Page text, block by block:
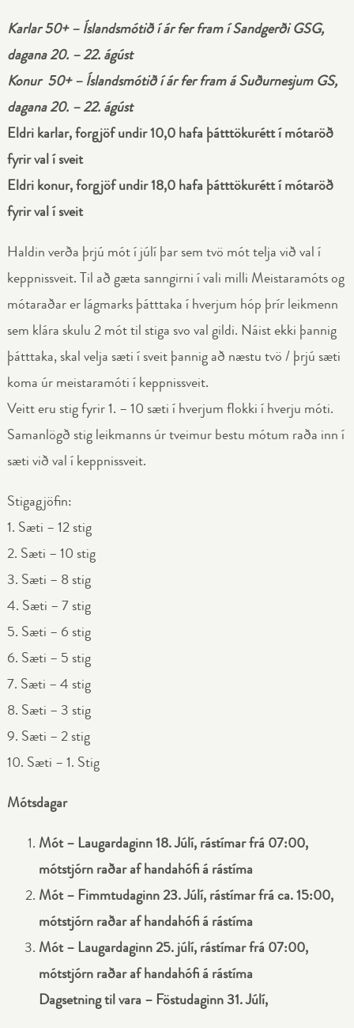
Karlar 50+ – Íslandsmótið í ár fer fram í Sandgerði GSG,
dagana 20. – 22. ágúst
Konur 50+ – Íslandsmótið í ár fer fram á Suðurnesjum GS,
dagana 20. – 22. ágúst
Eldri karlar, forgjöf undir 10,0 hafa þátttökurétt í mótaröð
fyrir val í sveit
Eldri konur, forgjöf undir 18,0 hafa þátttökurétt í mótaröð
fyrir val í sveit
Haldin verða þrjú mót í júlí þar sem tvö mót telja við val í
keppnissveit. Til að gæta sanngirni í vali milli Meistaramóts og
mótaraðar er lágmarks þátttaka í hverjum hóp þrír leikmenn
sem klára skulu 2 mót til stiga svo val gildi. Náist ekki þannig
þátttaka, skal velja sæti í sveit þannig að næstu tvö / þrjú sæti
koma úr meistaramóti í keppnissveit.
Veitt eru stig fyrir 1. – 10 sæti í hverjum flokki í hverju móti.
Samanlögð stig leikmanns úr tveimur bestu mótum raða inn í
sæti við val í keppnissveit.
Stigagjöfin:
1. Sæti – 12 stig
2. Sæti – 10 stig
3. Sæti – 8 stig
4. Sæti – 7 stig
5. Sæti – 6 stig
6. Sæti – 5 stig
7. Sæti – 4 stig
8. Sæti – 3 stig
9. Sæti – 2 stig
10. Sæti – 1. Stig
Mótsdagar
Mót – Laugardaginn 18. Júlí, rástímar frá 07:00,
mótstjórn raðar af handahófi á rástíma
Mót – Fimmtudaginn 23. Júlí, rástímar frá ca. 15:00,
mótstjórn raðar af handahófi á rástíma
Mót – Laugardaginn 25. júlí, rástímar frá 07:00,
mótstjórn raðar af handahófi á rástíma
Dagsetning til vara – Föstudaginn 31. Júlí,